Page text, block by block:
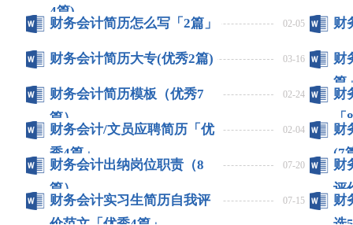
4篇)
财务会计简历怎么写「2篇」 02-05 财
财务会计简历大专(优秀2篇) 03-16
财
篇
财务会计简历模板（优秀7
篇）
02-24
财
财务会计/文员应聘简历「优
秀4篇」
02-04
财
(7
财务会计出纳岗位职责（8
篇）
07-20
财
评
财务会计实习生简历自我评
07-15
财